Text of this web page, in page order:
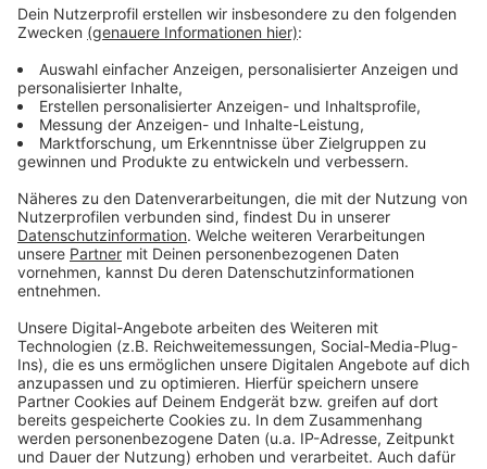
Weitere Meldungen aus unserer Stadt
Radio Leverkusen bleibt an der Spitze
Warnstreikauswirkungen am Wochenende in
Leverkusen
Mehr Hotelübernachtungen in Leverkusen
Anzeige
Anzeige